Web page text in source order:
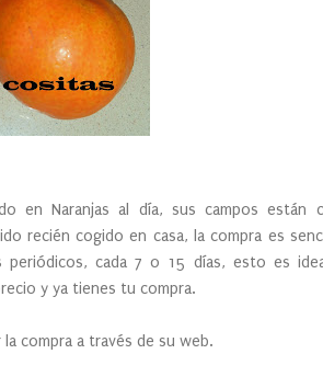
en Naranjas al día, sus campos están
recién cogido en casa, la compra es
periódicos, cada 7 o 15 días, esto es
y ya tienes tu compra.
compra a través de su web.